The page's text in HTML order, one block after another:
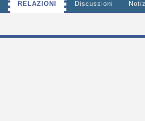
RELAZIONI Discussioni